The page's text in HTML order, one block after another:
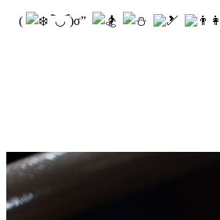
( ‾̀◡‾́)σ”